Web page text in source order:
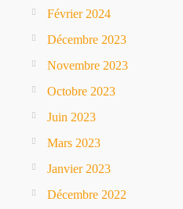
Février 2024
Décembre 2023
Novembre 2023
Octobre 2023
Juin 2023
Mars 2023
Janvier 2023
Décembre 2022